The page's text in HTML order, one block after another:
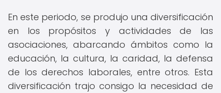
En este periodo, se produjo una diversificación
en los propósitos y actividades de las
asociaciones, abarcando ámbitos como la
educación, la cultura, la caridad, la defensa
de los derechos laborales, entre otros. Esta
diversificación trajo consigo la necesidad de